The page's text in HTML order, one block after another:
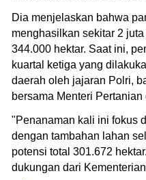
Dia menjelaskan bahwa
menghasilkan sekitar 2
344.000 hektar. Saat ini,
kuartal ketiga yang
daerah oleh jajaran Polri,
bersama Menteri
"Penanaman kali ini fokus
dengan tambahan lahan
potensi total 301.672
dukungan dari